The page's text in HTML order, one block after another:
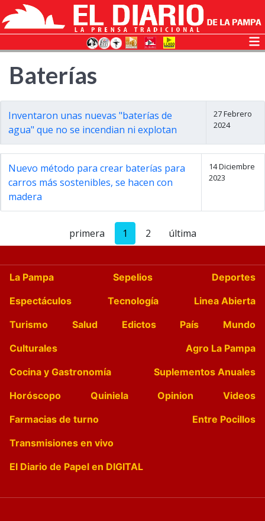
Baterías
Inventaron unas nuevas "baterías de
agua" que no se incendian ni explotan
27 Febrero
2024
Nuevo método para crear baterías para
carros más sostenibles, se hacen con
madera
14 Diciembre
2023
primera 1 2 última
La Pampa Sepelios
Deportes
Espectáculos
Tecnología
Linea Abierta
Turismo
Salud Edictos País
Mundo
Culturales
Agro La Pampa
Cocina y Gastronomía
Suplementos Anuales
Horóscopo
Quiniela Opinion
Videos
Farmacias de turno
Entre Pocillos
Transmisiones en vivo
El Diario de Papel en DIGITAL